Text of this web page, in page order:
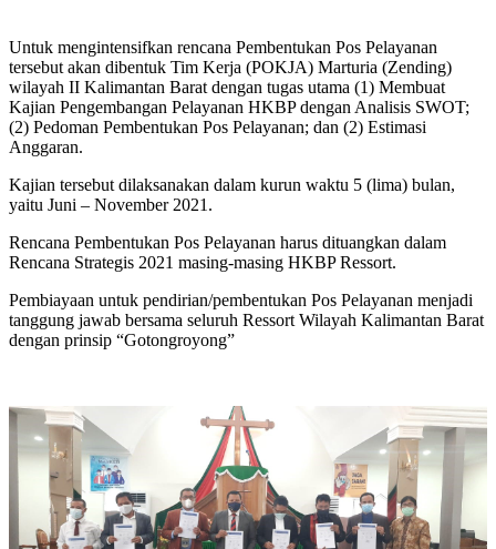
Untuk mengintensifkan rencana Pembentukan Pos Pelayanan
tersebut akan dibentuk Tim Kerja (POKJA) Marturia (Zending)
wilayah II Kalimantan Barat dengan tugas utama (1) Membuat
Kajian Pengembangan Pelayanan HKBP dengan Analisis SWOT;
(2) Pedoman Pembentukan Pos Pelayanan; dan (2) Estimasi
Anggaran.
Kajian tersebut dilaksanakan dalam kurun waktu 5 (lima) bulan,
yaitu Juni – November 2021.
Rencana Pembentukan Pos Pelayanan harus dituangkan dalam
Rencana Strategis 2021 masing-masing HKBP Ressort.
Pembiayaan untuk pendirian/pembentukan Pos Pelayanan menjadi
tanggung jawab bersama seluruh Ressort Wilayah Kalimantan Barat
dengan prinsip “Gotongroyong”